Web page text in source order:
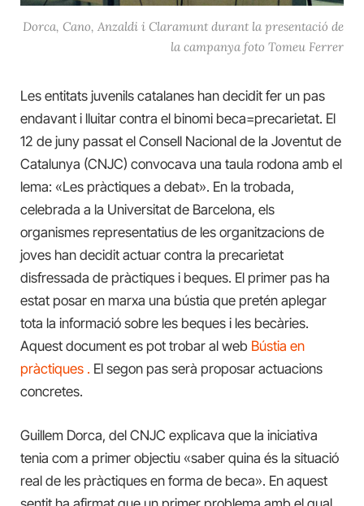
Dorca, Cano, Anzaldi i Claramunt durant la presentació de
la campanya foto Tomeu Ferrer
Les entitats juvenils catalanes han decidit fer un pas
endavant i lluitar contra el binomi beca=precarietat. El
12 de juny passat el Consell Nacional de la Joventut de
Catalunya (CNJC) convocava una taula rodona amb el
lema: «Les pràctiques a debat». En la trobada,
celebrada a la Universitat de Barcelona, els
organismes representatius de les organitzacions de
joves han decidit actuar contra la precarietat
disfressada de pràctiques i beques. El primer pas ha
estat posar en marxa una bústia que pretén aplegar
tota la informació sobre les beques i les becàries.
Aquest document es pot trobar al web Bústia en
pràctiques . El segon pas serà proposar actuacions
concretes.
Guillem Dorca, del CNJC explicava que la iniciativa
tenia com a primer objectiu «saber quina és la situació
real de les pràctiques en forma de beca». En aquest